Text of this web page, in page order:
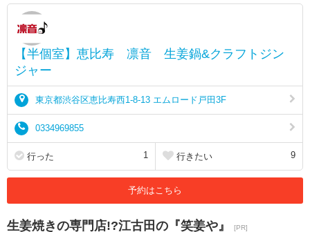
【半個室】恵比寿 凛音 生姜鍋&クラフトジン
ジャー
東京都渋谷区恵比寿西1-8-13 エムロード戸田3F
0334969855
行った 1 行きたい 9
予約はこちら
生姜焼きの専門店!?江古田の『笑姜や』 [PR]